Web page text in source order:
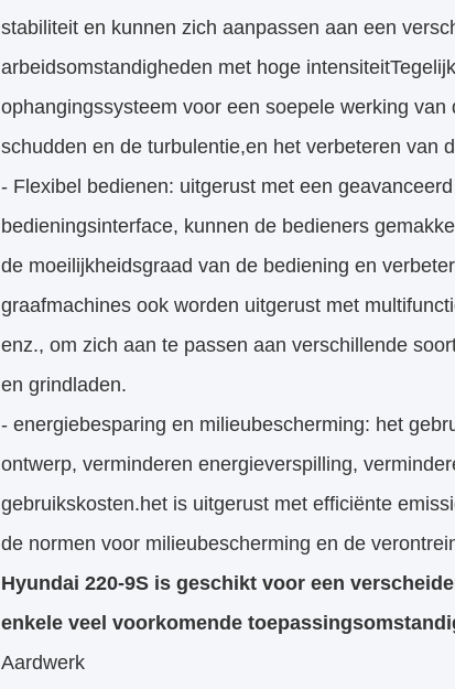
stabiliteit en kunnen zich aanpassen aan een
arbeidsomstandigheden met hoge
ophangingssysteem voor een soepele werking
schudden en de turbulentie,en het verbeteren van
- Flexibel bedienen: uitgerust met een
bedieningsinterface, kunnen de bedieners
de moeilijkheidsgraad van de bediening en
graafmachines ook worden uitgerust met
enz., om zich aan te passen aan verschillende
en grindladen.
- energiebesparing en milieubescherming: het
ontwerp, verminderen energieverspilling,
gebruikskosten.het is uitgerust met efficiënte
de normen voor milieubescherming en de
Hyundai 220-9S is geschikt voor een
enkele veel voorkomende
Aardwerk